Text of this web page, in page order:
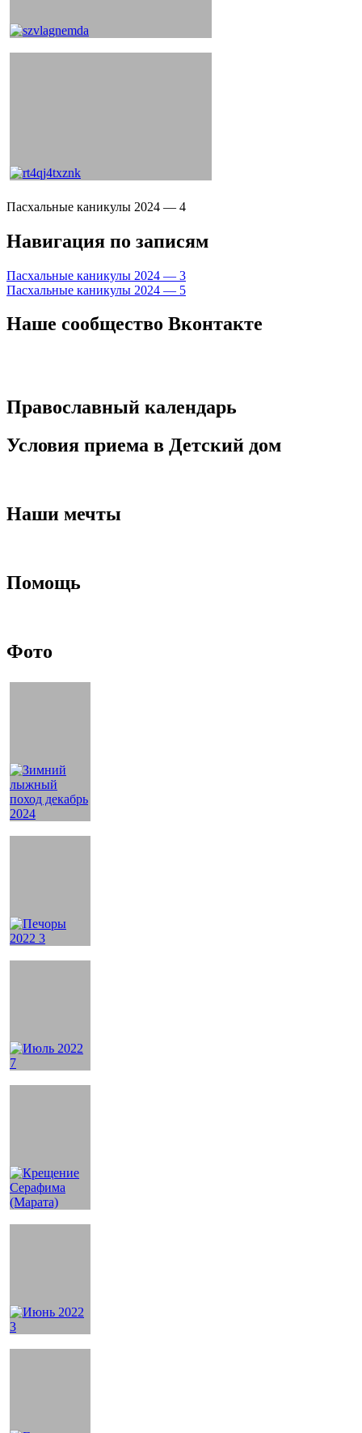
Пасхальные каникулы 2024 — 4
Навигация по записям
Пасхальные каникулы 2024 — 3
Пасхальные каникулы 2024 — 5
Наше сообщество Вконтакте
Православный календарь
Условия приема в Детский дом
Наши мечты
Помощь
Фото